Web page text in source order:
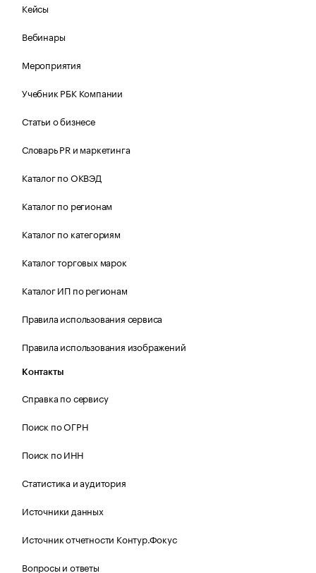
Кейсы
Вебинары
Мероприятия
Учебник РБК Компании
Статьи о бизнесе
Словарь PR и маркетинга
Каталог по ОКВЭД
Каталог по регионам
Каталог по категориям
Каталог торговых марок
Каталог ИП по регионам
Правила использования сервиса
Правила использования изображений
Контакты
Справка по сервису
Поиск по ОГРН
Поиск по ИНН
Статистика и аудитория
Источники данных
Источник отчетности Контур.Фокус
Вопросы и ответы